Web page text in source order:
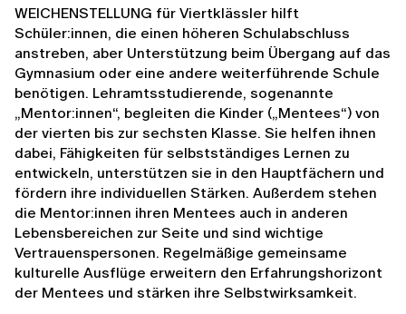
WEICHENSTELLUNG für Viertklässler hilft
Schüler:innen, die einen höheren Schulabschluss
anstreben, aber Unterstützung beim Übergang auf das
Gymnasium oder eine andere weiterführende Schule
benötigen. Lehramtsstudierende, sogenannte
„Mentor:innen“, begleiten die Kinder („Mentees“) von
der vierten bis zur sechsten Klasse. Sie helfen ihnen
dabei, Fähigkeiten für selbstständiges Lernen zu
entwickeln, unterstützen sie in den Hauptfächern und
fördern ihre individuellen Stärken. Außerdem stehen
die Mentor:innen ihren Mentees auch in anderen
Lebensbereichen zur Seite und sind wichtige
Vertrauenspersonen. Regelmäßige gemeinsame
kulturelle Ausflüge erweitern den Erfahrungshorizont
der Mentees und stärken ihre Selbstwirksamkeit.